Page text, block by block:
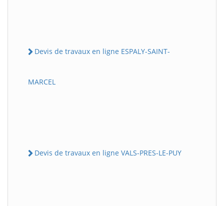
Devis de travaux en ligne ESPALY-SAINT-
MARCEL
Devis de travaux en ligne VALS-PRES-LE-PUY